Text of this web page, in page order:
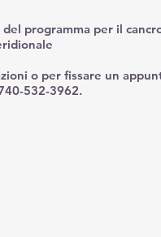
programma per il
o per fissare un
532-3962.